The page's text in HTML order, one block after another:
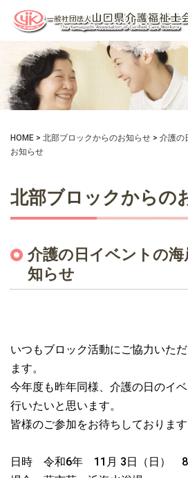
HOME > 北部ブロックからのお知らせ > 介護の
お知らせ
北部ブロックからの
介護の日イベントの
知らせ
いつもブロック活動にご協力いた
ます。
今年度も昨年同様、介護の日のイ
行いたいと思います。
皆様のご参加をお待ちしております
日時 令和6年 11月 3日（日） 8